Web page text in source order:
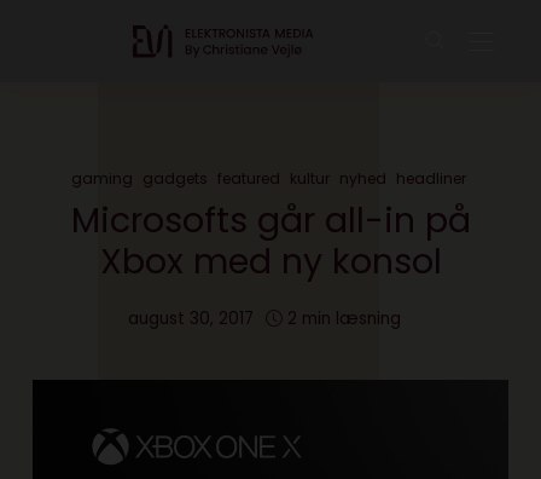
gaming gadgets featured kultur nyhed headliner
Microsofts går all-in på
Xbox med ny konsol
august 30, 2017 2 min læsning